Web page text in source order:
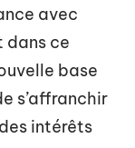
avec
dans ce
base
s’affranchir
intérêts